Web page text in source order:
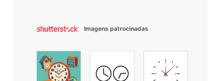
Imagens patrocinadas